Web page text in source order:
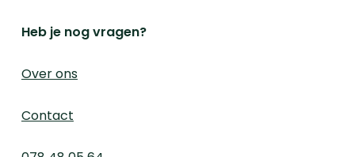
Heb je nog vragen?
Over ons
Contact